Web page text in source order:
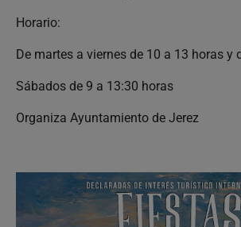
Horario:
De martes a viernes de 10 a 13 horas y
Sábados de 9 a 13:30 horas
Organiza Ayuntamiento de Jerez